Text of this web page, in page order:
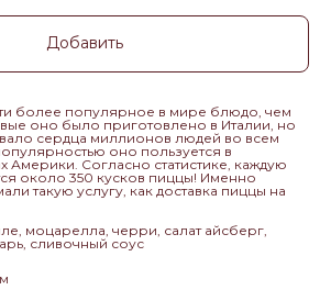
Добавить
более популярное в мире блюдо, чем
оно было приготовлено в Италии, но
сердца миллионов людей во всем
оно пользуется в
Америки. Согласно статистике, каждую
около 350 кусков пиццы! Именно
такую услугу, как доставка пиццы на
моцарелла, черри, салат айсберг,
сливочный соус